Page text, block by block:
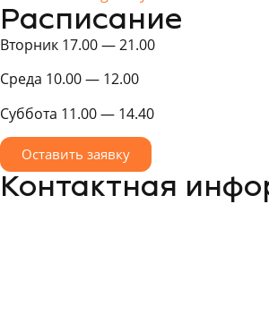
Расписание
Вторник 17.00 — 21.00
Среда 10.00 — 12.00
Суббота 11.00 — 14.40
Оставить заявку
Контактная